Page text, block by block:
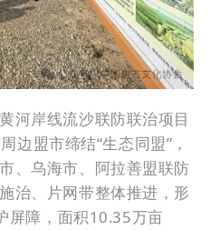
河岸线流沙联防联治项目
边盟市缔结“生态同盟”，
、乌海市、阿拉善盟联防
治、片网带整体推进，形
屏障， 面积10.35万亩